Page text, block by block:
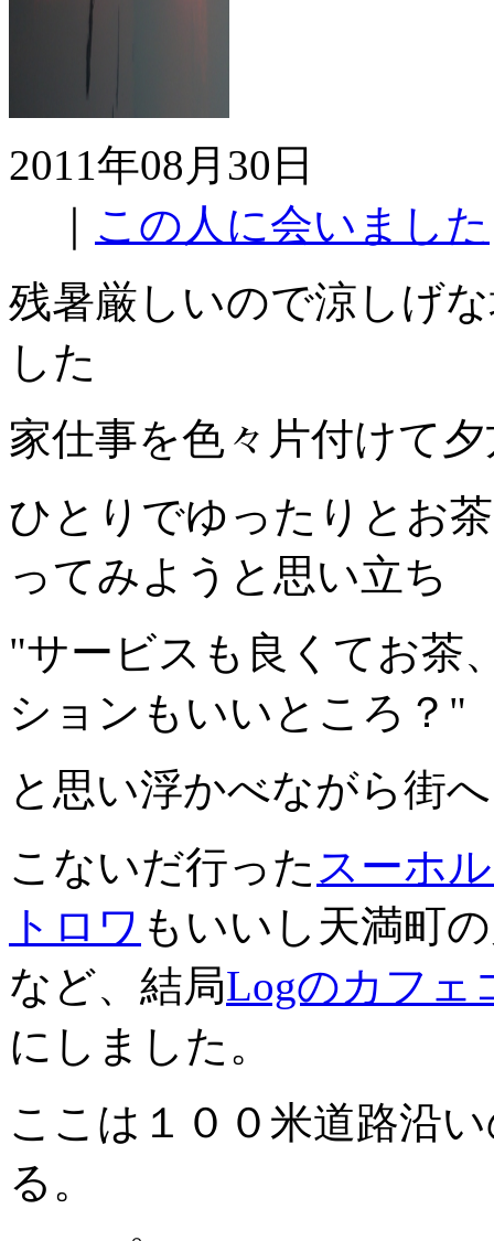
2011年08月30日
この人に会いました
残暑厳しいので涼しげ
した
家仕事を色々片付けて
ひとりでゆったりとお
ってみようと思い立ち
"サービスも良くてお茶
ションもいいところ？"
と思い浮かべながら街
こないだ行った スーホ
トロワ もいいし天満町
など、結局Logのカフェ
にしました。
ここは１００米道路沿
る。